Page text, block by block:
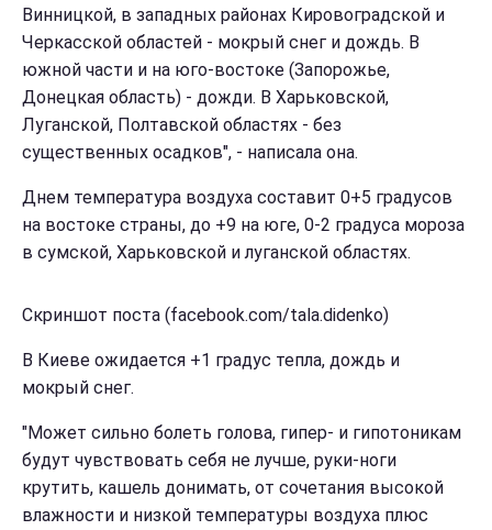
Винницкой, в западных районах Кировоградской и
Черкасской областей - мокрый снег и дождь. В
южной части и на юго-востоке (Запорожье,
Донецкая область) - дожди. В Харьковской,
Луганской, Полтавской областях - без
существенных осадков", - написала она.
Днем температура воздуха составит 0+5 градусов
на востоке страны, до +9 на юге, 0-2 градуса мороза
в сумской, Харьковской и луганской областях.
Скриншот поста (facebook.com/tala.didenko)
В Киеве ожидается +1 градус тепла, дождь и
мокрый снег.
"Может сильно болеть голова, гипер- и гипотоникам
будут чувствовать себя не лучше, руки-ноги
крутить, кашель донимать, от сочетания высокой
влажности и низкой температуры воздуха плюс